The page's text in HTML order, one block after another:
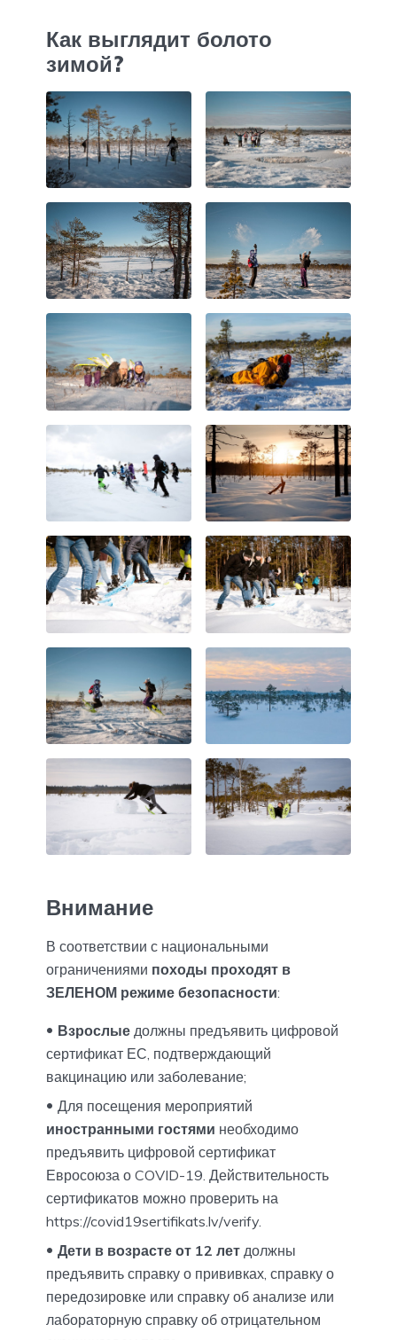
Как выглядит болото
зимой?
Внимание
В соответствии с национальными
ограничениями походы проходят в
ЗЕЛЕНОМ режиме безопасности:
Взрослые должны предъявить цифровой
сертификат ЕС, подтверждающий
вакцинацию или заболевание;
Для посещения мероприятий
иностранными гостями необходимо
предъявить цифровой сертификат
Евросоюза о COVID-19. Действительность
сертификатов можно проверить на
https://covid19sertifikats.lv/verify.
Дети в возрасте от 12 лет должны
предъявить справку о прививках, справку о
передозировке или справку об анализе или
лабораторную справку об отрицательном